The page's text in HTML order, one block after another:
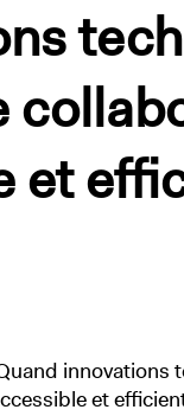
et
innovations
et